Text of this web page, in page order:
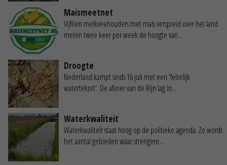
Maismeetnet
Vijftien melkveehouders met mais verspreid over het land
meten twee keer per week de hoogte van...
Droogte
Nederland kampt sinds 16 juli met een 'feitelijk
watertekort'. De afvoer van de Rijn lag in...
Waterkwaliteit
Waterkwaliteit staat hoog op de politieke agenda. Zo wordt
het aantal gebieden waar strengere...